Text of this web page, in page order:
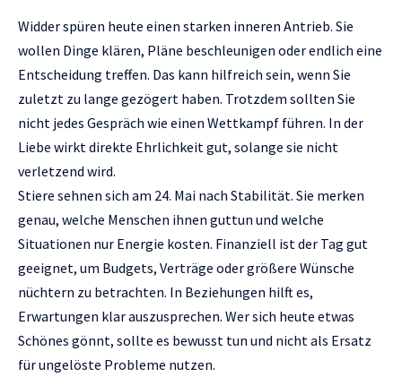
Widder spüren heute einen starken inneren Antrieb. Sie
wollen Dinge klären, Pläne beschleunigen oder endlich eine
Entscheidung treffen. Das kann hilfreich sein, wenn Sie
zuletzt zu lange gezögert haben. Trotzdem sollten Sie
nicht jedes Gespräch wie einen Wettkampf führen. In der
Liebe wirkt direkte Ehrlichkeit gut, solange sie nicht
verletzend wird.
Stiere sehnen sich am 24. Mai nach Stabilität. Sie merken
genau, welche Menschen ihnen guttun und welche
Situationen nur Energie kosten. Finanziell ist der Tag gut
geeignet, um Budgets, Verträge oder größere Wünsche
nüchtern zu betrachten. In Beziehungen hilft es,
Erwartungen klar auszusprechen. Wer sich heute etwas
Schönes gönnt, sollte es bewusst tun und nicht als Ersatz
für ungelöste Probleme nutzen.